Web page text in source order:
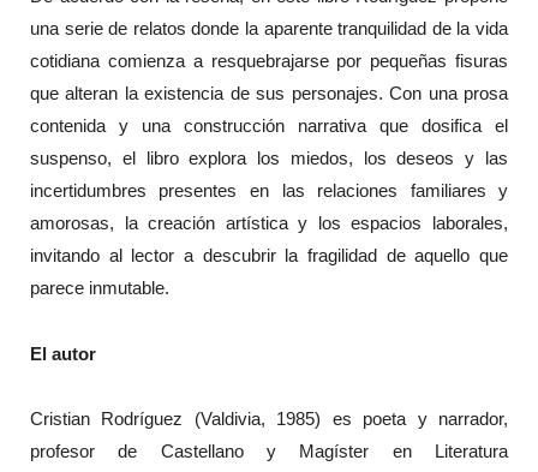
una serie de relatos donde la aparente tranquilidad de la vida
cotidiana comienza a resquebrajarse por pequeñas fisuras
que alteran la existencia de sus personajes. Con una prosa
contenida y una construcción narrativa que dosifica el
suspenso, el libro explora los miedos, los deseos y las
incertidumbres presentes en las relaciones familiares y
amorosas, la creación artística y los espacios laborales,
invitando al lector a descubrir la fragilidad de aquello que
parece inmutable.
El autor
Cristian Rodríguez (Valdivia, 1985) es poeta y narrador,
profesor de Castellano y Magíster en Literatura